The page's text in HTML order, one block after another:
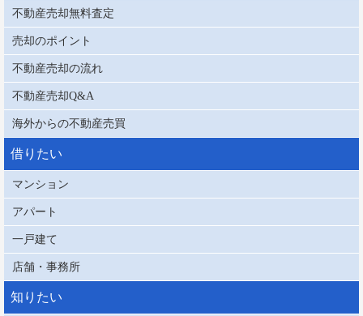
不動産売却無料査定
売却のポイント
不動産売却の流れ
不動産売却Q&A
海外からの不動産売買
借りたい
マンション
アパート
一戸建て
店舗・事務所
知りたい